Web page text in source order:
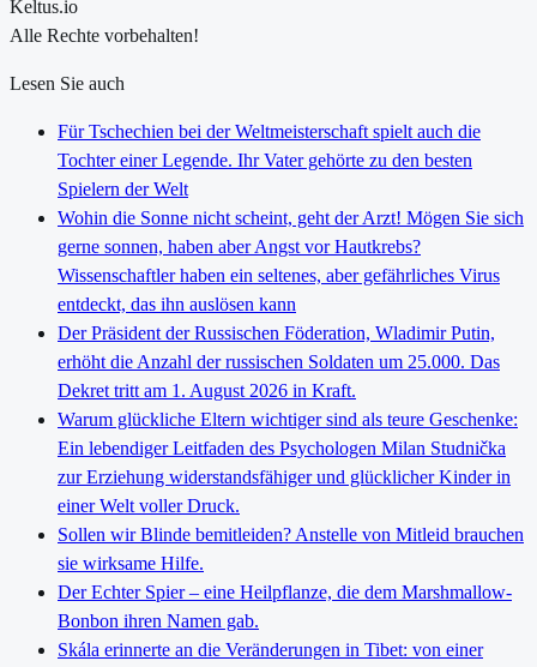
Keltus.io
Alle Rechte vorbehalten!
Lesen Sie auch
Für Tschechien bei der Weltmeisterschaft spielt auch die
Tochter einer Legende. Ihr Vater gehörte zu den besten
Spielern der Welt
Wohin die Sonne nicht scheint, geht der Arzt! Mögen Sie sich
gerne sonnen, haben aber Angst vor Hautkrebs?
Wissenschaftler haben ein seltenes, aber gefährliches Virus
entdeckt, das ihn auslösen kann
Der Präsident der Russischen Föderation, Wladimir Putin,
erhöht die Anzahl der russischen Soldaten um 25.000. Das
Dekret tritt am 1. August 2026 in Kraft.
Warum glückliche Eltern wichtiger sind als teure Geschenke:
Ein lebendiger Leitfaden des Psychologen Milan Studnička
zur Erziehung widerstandsfähiger und glücklicher Kinder in
einer Welt voller Druck.
Sollen wir Blinde bemitleiden? Anstelle von Mitleid brauchen
sie wirksame Hilfe.
Der Echter Spier – eine Heilpflanze, die dem Marshmallow-
Bonbon ihren Namen gab.
Skála erinnerte an die Veränderungen in Tibet: von einer